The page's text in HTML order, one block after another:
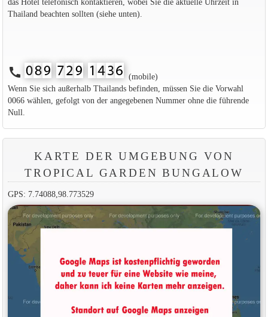
Thailand beachten sollten (siehe unten).
call
(mobile)
Wenn Sie sich außerhalb Thailands befinden, müssen Sie die Vorwahl
0066 wählen, gefolgt von der angegebenen Nummer ohne die führende
Null.
KARTE DER UMGEBUNG VON
TROPICAL GARDEN BUNGALOW
GPS: 7.74088,98.773529